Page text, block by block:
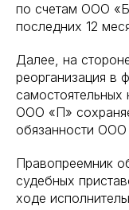
по счетам ООО
последних 12
Далее, на
реорганизация в
ООО «П»
обязанности
Правопреемник
судебных
ходе